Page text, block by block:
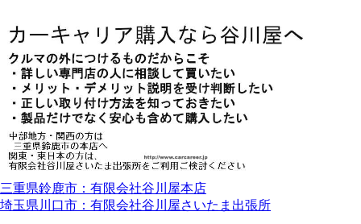
三重県鈴鹿市：有限会社谷川屋本店
埼玉県川口市：有限会社谷川屋さいたま出張所